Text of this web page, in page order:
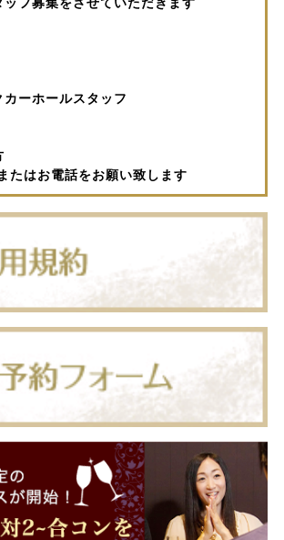
ッフ募集をさせていただきます
ーホールスタッフ
たはお電話をお願い致します